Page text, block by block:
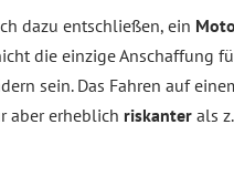
dazu entschließen, ein
die einzige Anschaffung
sein. Das Fahren auf
aber erheblich riskanter als